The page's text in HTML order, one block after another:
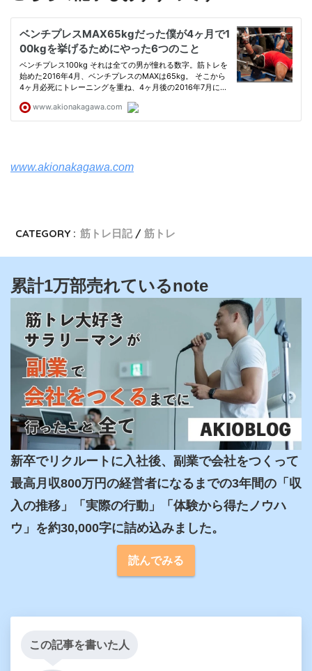
www.akionakagawa.com
CATEGORY : 筋トレ日記 筋トレ
累計1万部売れているnote
新卒でリクルートに入社後、副業で会社をつくって
最高月収800万円の経営者になるまでの3年間の「収
入の推移」「実際の行動」「体験から得たノウハ
ウ」を約30,000字に詰め込みました。
読んでみる
この記事を書いた人